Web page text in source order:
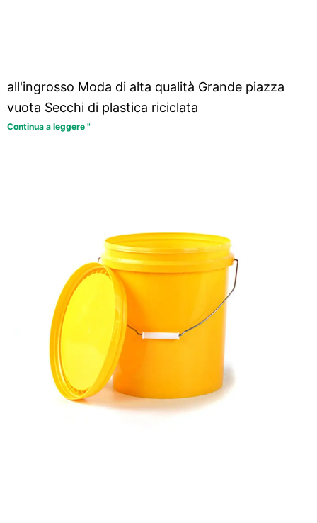
all'ingrosso Moda di alta qualità Grande piazza
vuota Secchi di plastica riciclata
Continua a leggere "